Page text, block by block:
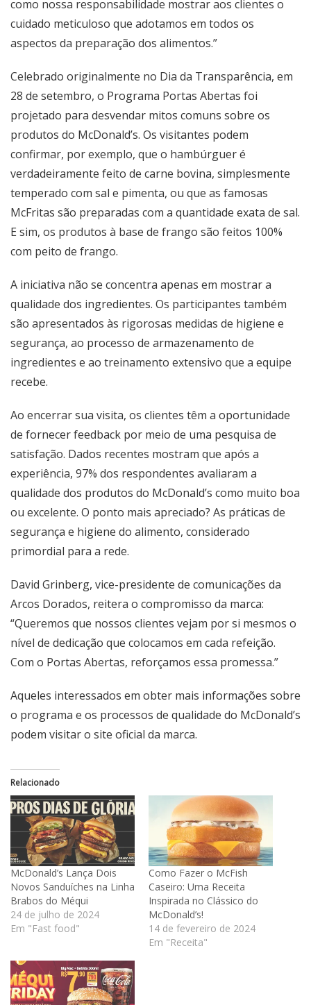
como nossa responsabilidade mostrar aos clientes o
cuidado meticuloso que adotamos em todos os
aspectos da preparação dos alimentos.”
Celebrado originalmente no Dia da Transparência, em
28 de setembro, o Programa Portas Abertas foi
projetado para desvendar mitos comuns sobre os
produtos do McDonald’s. Os visitantes podem
confirmar, por exemplo, que o hambúrguer é
verdadeiramente feito de carne bovina, simplesmente
temperado com sal e pimenta, ou que as famosas
McFritas são preparadas com a quantidade exata de sal.
E sim, os produtos à base de frango são feitos 100%
com peito de frango.
A iniciativa não se concentra apenas em mostrar a
qualidade dos ingredientes. Os participantes também
são apresentados às rigorosas medidas de higiene e
segurança, ao processo de armazenamento de
ingredientes e ao treinamento extensivo que a equipe
recebe.
Ao encerrar sua visita, os clientes têm a oportunidade
de fornecer feedback por meio de uma pesquisa de
satisfação. Dados recentes mostram que após a
experiência, 97% dos respondentes avaliaram a
qualidade dos produtos do McDonald’s como muito boa
ou excelente. O ponto mais apreciado? As práticas de
segurança e higiene do alimento, considerado
primordial para a rede.
David Grinberg, vice-presidente de comunicações da
Arcos Dorados, reitera o compromisso da marca:
“Queremos que nossos clientes vejam por si mesmos o
nível de dedicação que colocamos em cada refeição.
Com o Portas Abertas, reforçamos essa promessa.”
Aqueles interessados em obter mais informações sobre
o programa e os processos de qualidade do McDonald’s
podem visitar o site oficial da marca.
Relacionado
McDonald’s Lança Dois
Novos Sanduíches na Linha
Brabos do Méqui
24 de julho de 2024
Em "Fast food"
Como Fazer o McFish
Caseiro: Uma Receita
Inspirada no Clássico do
McDonald’s!
14 de fevereiro de 2024
Em "Receita"